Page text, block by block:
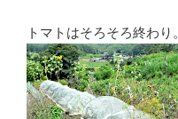
トマトはそろそろ終わり